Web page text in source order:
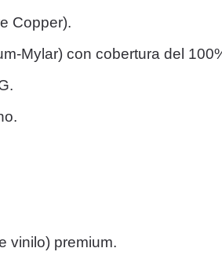
Copper).
Mylar) con cobertura del
vinilo) premium.